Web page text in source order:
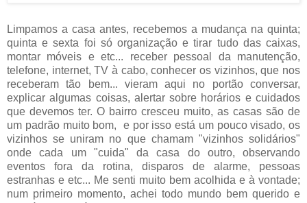
Limpamos a casa antes, recebemos a mudança na quinta;
quinta e sexta foi só organização e tirar tudo das caixas,
montar móveis e etc... receber pessoal da manutenção,
telefone, internet, TV à cabo, conhecer os vizinhos, que nos
receberam tão bem... vieram aqui no portão conversar,
explicar algumas coisas, alertar sobre horários e cuidados
que devemos ter. O bairro cresceu muito, as casas são de
um padrão muito bom, e por isso está um pouco visado, os
vizinhos se uniram no que chamam "vizinhos solidários"
onde cada um "cuida" da casa do outro, observando
eventos fora da rotina, disparos de alarme, pessoas
estranhas e etc... Me senti muito bem acolhida e à vontade;
num primeiro momento, achei todo mundo bem querido e